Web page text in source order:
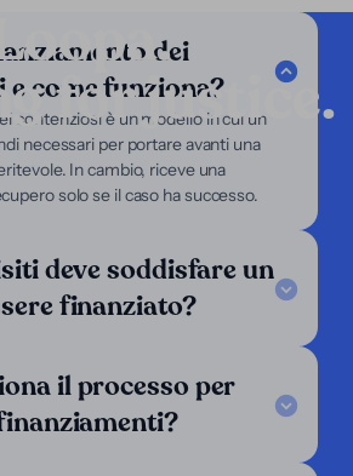
dei
e come funziona?
contenziosi è un modello in cui un
necessari per portare avanti una
In cambio, riceve una
solo se il caso ha successo.
deve soddisfare un
finanziato?
il processo per
for justice.
Azienda
I nostri servizi
Il nostro focus
Chi siamo
Per ricorrenti
Supporto
I nostri criteri
Contattaci
Seguici